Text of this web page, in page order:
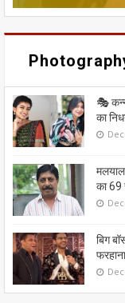
🎭
का
का 69
बिग